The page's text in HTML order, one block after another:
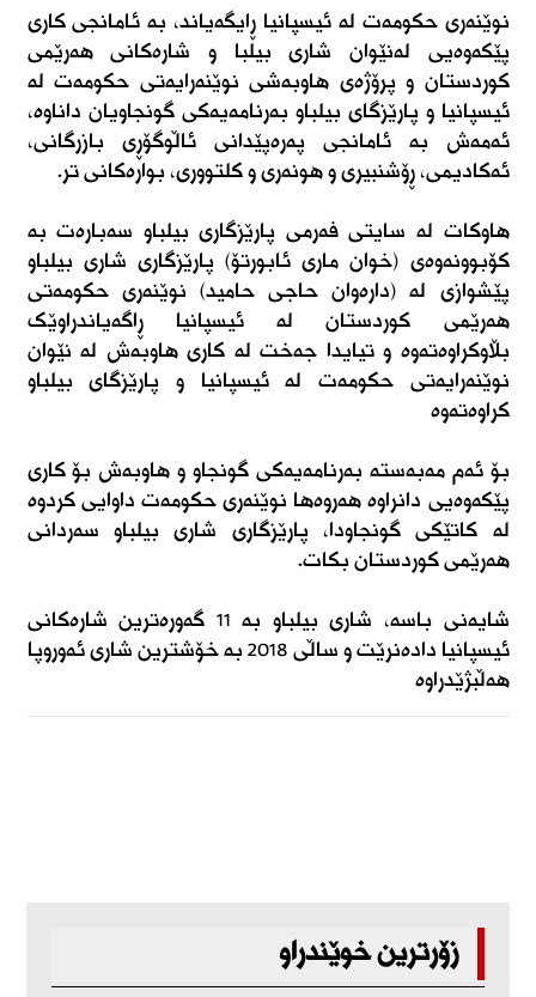
نوێنەری حکومەت لە ئیسپانیا ڕایگەیاند، بە ئامانجی کاری
پێکەوەیی لەنێوان شاری بیلبا و شارەکانی هەرێمی
کوردستان و پرۆژەی هاوبەشی نوێنەرایەتی حکومەت لە
ئیسپانیا و پارێزگای بیلباو بەرنامەیەکی گونجاویان داناوە،
ئەمەش بە ئامانجی پەرەپێدانی ئاڵوگۆڕی بازرگانی،
ئەکادیمی، ڕۆشنبیری و هونەری و کلتووری، بوارەکانی تر.
هاوکات لە سایتی فەرمی پارێزگاری بیلباو سەبارەت بە
کۆبوونەوەی (خوان ماری ئابورتۆ) پارێزگاری شاری بیلباو
پێشوازی لە (دارەوان حاجی حامید) نوێنەری حکومەتی
هەرێمی کوردستان لە ئیسپانیا ڕاگەیاندراوێک
بڵاوکراوەتەوە و تیایدا جەخت لە کاری هاوبەش لە نێوان
نوێنەرایەتی حکومەت لە ئیسپانیا و پارێزگای بیلباو
کراوەتەوە
‏بۆ ئەم مەبەستە بەرنامەیەکی گونجاو و هاوبەش بۆ کاری
پێکەوەیی دانراوە هەروەها نوێنەری حکومەت داوایی کردوە
لە کاتێکی گونجاودا، پارێزگاری شاری بیلباو سەردانی
هەرێمی کوردستان بکات.
شایەنی باسە، شاری بیلباو بە 11 گەورەترین شارەکانی
ئیسپانیا دادەنرێت و ساڵی 2018 بە خۆشترین شاری ئەوروپا
هەڵبژێدراوە
زۆرترین خوێندراو